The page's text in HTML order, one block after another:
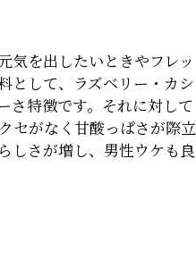
気を出したいときやフレッ
として、ラズベリー・カシ
さ特徴です。それに対して
セがなく甘酸っぱさが際立
しさが増し、男性ウケも良